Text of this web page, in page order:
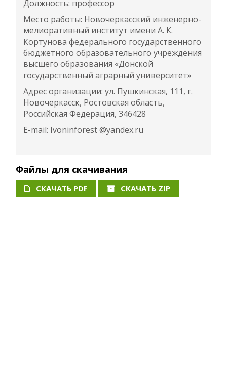
Должность: профессор
Место работы: Новочеркасский инженерно-
мелиоративный институт имени А. К.
Кортунова федерального государственного
бюджетного образовательного учреждения
высшего образования «Донской
государственный аграрный университет»
Адрес организации: ул. Пушкинская, 111, г.
Новочеркасск, Ростовская область,
Российская Федерация, 346428
E-mail: Ivoninforest @yandex.ru
Файлы для скачивания
СКАЧАТЬ PDF СКАЧАТЬ ZIP